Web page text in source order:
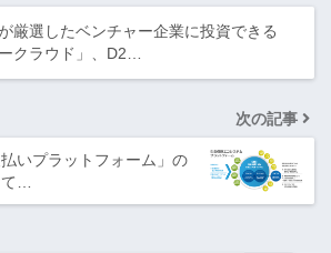
厳選したベンチャー企業に投資できる
ークラウド」、D2…
次の記事
払いプラットフォーム」の
…